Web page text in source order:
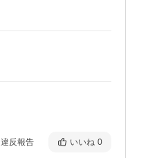
違反報告 いいね 0